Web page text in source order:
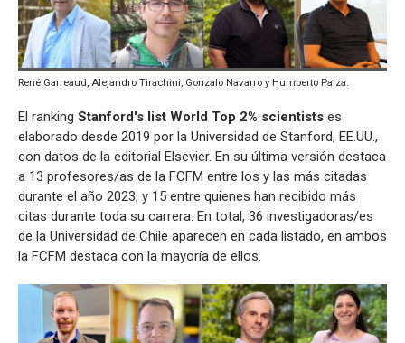
René Garreaud, Alejandro Tirachini, Gonzalo Navarro y Humberto Palza.
El ranking Stanford's list World Top 2% scientists es
elaborado desde 2019 por la Universidad de Stanford, EE.UU.,
con datos de la editorial Elsevier. En su última versión destaca
a 13 profesores/as de la FCFM entre los y las más citadas
durante el año 2023, y 15 entre quienes han recibido más
citas durante toda su carrera. En total, 36 investigadoras/es
de la Universidad de Chile aparecen en cada listado, en ambos
la FCFM destaca con la mayoría de ellos.